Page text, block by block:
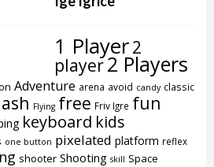
1 Player2
player2 Players
Adventure arena avoid candy classic
Flying free Friv Igre fun
keyboard kids
one button pixelated platform reflex
shooter Shooting skill Space